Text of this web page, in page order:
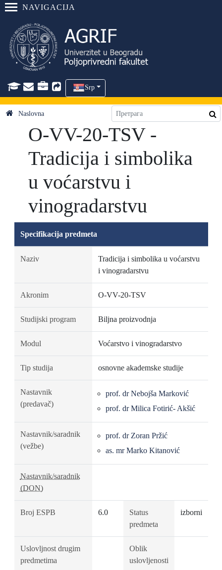
NAVIGACIJA
Srp
Naslovna
O-VV-20-TSV -
Tradicija i simbolika
u voćarstvu i
vinogradarstvu
Specifikacija predmeta
Naziv
Tradicija i simbolika u voćarstvu
i vinogradarstvu
Akronim O-VV-20-TSV
Studijski program Biljna proizvodnja
Modul Voćarstvo i vinogradarstvo
Tip studija osnovne akademske studije
Nastavnik
(predavač)
prof. dr Nebojša Marković
prof. dr Milica Fotirić- Akšić
Nastavnik/saradnik
(vežbe)
prof. dr Zoran Pržić
as. mr Marko Kitanović
Nastavnik/saradnik
(DON)
Broj ESPB 6.0
Status
predmeta
izborni
Uslovljnost drugim
predmetima
Oblik
uslovljenosti